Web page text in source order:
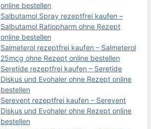
online bestellen
Salbutamol Spray rezeptfrei kaufen –
Salbutamol Ratiopharm ohne Rezept
online bestellen
Salmeterol rezeptfrei kaufen – Salmeterol
25mcg ohne Rezept online bestellen
Seretide rezeptfrei kaufen – Seretide
Diskus und Evohaler ohne Rezept online
bestellen
Serevent rezeptfrei kaufen – Serevent
Diskus und Evohaler ohne Rezept online
bestellen